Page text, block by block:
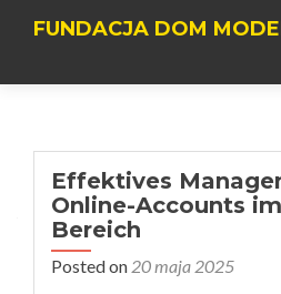
FUNDACJA DOM
Effektives
Online-Accounts
Bereich
Posted on 20 maja 2025